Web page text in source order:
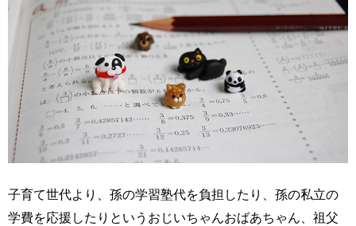
子育て世代より、孫の学習塾代を負担したり、孫の私立の
学費を応援したりというおじいちゃんおばあちゃん、祖父